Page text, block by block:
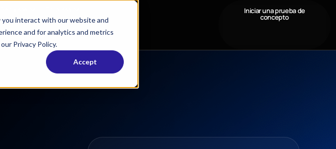
interact with our website and
and for analytics and metrics
Privacy Policy.
Accept
Iniciar una prueba de
concepto